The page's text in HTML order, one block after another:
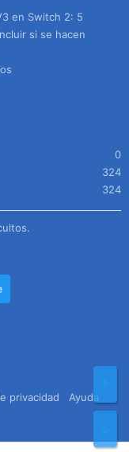
en Switch 2: 5
si se hacen
0
324
324
privacidad
Ayuda